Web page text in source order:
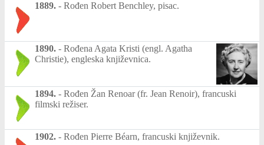
1889. - Rođen Robert Benchley, pisac.
1890. - Rođena Agata Kristi (engl. Agatha
Christie), engleska književnica.
1894. - Rođen Žan Renoar (fr. Jean Renoir), francuski
filmski režiser.
1902. - Rođen Pierre Béarn, francuski književnik.